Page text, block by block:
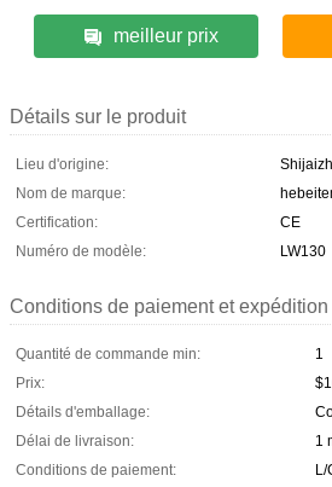
meilleur prix
Détails sur le produit
Lieu d'origine:
Nom de marque:
Certification:
CE
Numéro de modèle:
LW130
Conditions de paiement et expédition
Quantité de commande min:
1
Prix:
Détails d'emballage:
Délai de livraison:
1
Conditions de paiement:
L/